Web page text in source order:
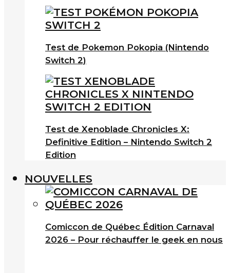
Test de Pokemon Pokopia (Nintendo
Switch 2)
Test de Xenoblade Chronicles X:
Definitive Edition – Nintendo Switch 2
Edition
NOUVELLES
Comiccon de Québec Édition Carnaval
2026 – Pour réchauffer le geek en nous